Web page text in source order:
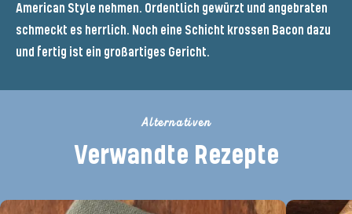
American Style nehmen. Ordentlich gewürzt und angebraten
schmeckt es herrlich. Noch eine Schicht krossen Bacon dazu
und fertig ist ein großartiges Gericht.
Alternativen
Verwandte Rezepte